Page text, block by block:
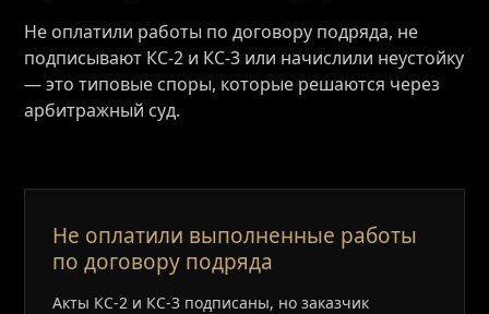
Не оплатили работы по договору подряда, не
подписывают КС‑2 и КС‑3 или начислили неустойку
— это типовые споры, которые решаются через
арбитражный суд.
Не оплатили выполненные работы
по договору подряда
Акты КС‑2 и КС‑3 подписаны, но заказчик